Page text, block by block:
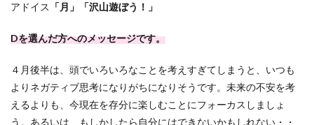
アドイス 「月」「沢山遊ぼう！」
Dを選んだ方へのメッセージです。
４月後半は、頭でいろいろなことを考えすぎてしまうと、いつも
よりネガティブ思考になりがちになりそうです。未来の不安を考
えるよりも、今現在を存分に楽しむことにフォーカスしましょ
う。あるいは、もしかしたら自分にはできないかもしれない・・